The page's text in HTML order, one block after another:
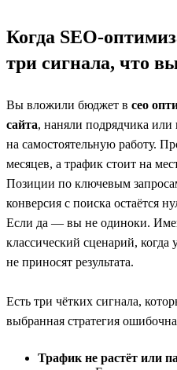
Когда SEO-
три сигнала, что
Вы вложили бюджет в сео
сайта, наняли подрядчика или
на самостоятельную работу.
месяцев, а трафик стоит на
Позиции по ключевым
конверсия с поиска остаётся
Если да — вы не одиноки.
классический сценарий,
не приносят результата.
Есть три чётких сигнала,
выбранная стратегия
Трафик не растёт или